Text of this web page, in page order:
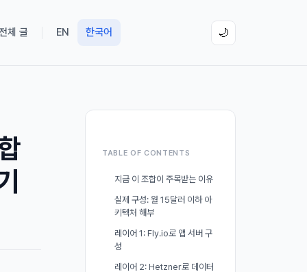
체 글 EN 한국어 🌙
TABLE OF CONTENTS
지금 이 조합이 주목받는 이유
실제 구성: 월 15달러 이하 아
키텍처 해부
레이어 1: Fly.io로 앱 서버 구
성
레이어 2: Hetzner로 데이터